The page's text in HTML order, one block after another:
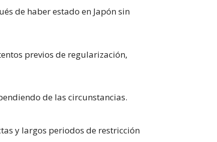
de haber estado en Japón sin
previos de regularización,
de las circunstancias.
y largos periodos de restricción